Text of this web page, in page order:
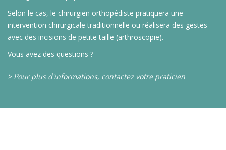
Selon le cas, le chirurgien orthopédiste pratiquera une
intervention chirurgicale traditionnelle ou réalisera des gestes
avec des incisions de petite taille (arthroscopie).
Vous avez des questions ?
> Pour plus d'informations, contactez votre praticien